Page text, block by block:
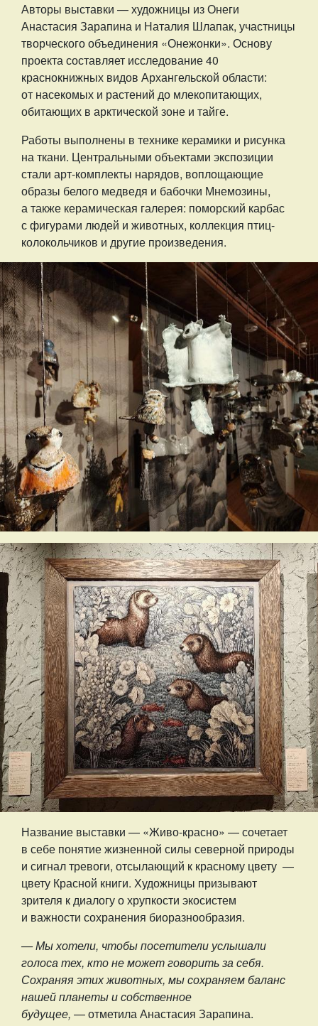
Авторы выставки — художницы из Онеги
Анастасия Зарапина и Наталия Шлапак, участницы
творческого объединения «Онежонки». Основу
проекта составляет исследование 40
краснокнижных видов Архангельской области:
от насекомых и растений до млекопитающих,
обитающих в арктической зоне и тайге.
Работы выполнены в технике керамики и рисунка
на ткани. Центральными объектами экспозиции
стали арт-комплекты нарядов, воплощающие
образы белого медведя и бабочки Мнемозины,
а также керамическая галерея: поморский карбас
с фигурами людей и животных, коллекция птиц-
колокольчиков и другие произведения.
Название выставки — «Живо-красно» — сочетает
в себе понятие жизненной силы северной природы
и сигнал тревоги, отсылающий к красному цвету —
цвету Красной книги. Художницы призывают
зрителя к диалогу о хрупкости экосистем
и важности сохранения биоразнообразия.
— Мы хотели, чтобы посетители услышали
голоса тех, кто не может говорить за себя.
Сохраняя этих животных, мы сохраняем баланс
нашей планеты и собственное
будущее, — отметила Анастасия Зарапина.